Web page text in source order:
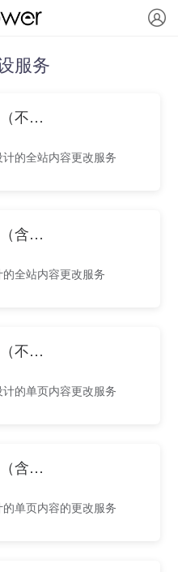
服务
全站内容更改（不含设计）
的全站内容更改服务
全站内容更改（含设计）
全站内容更改服务
单页内容更改（不含设计）
的单页内容更改服务
单页内容更改（含设计）
单页内容的更改服务